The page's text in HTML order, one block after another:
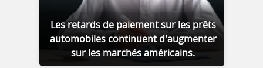
Les retards de paiement sur les prêts
automobiles continuent d'augmenter
sur les marchés américains.